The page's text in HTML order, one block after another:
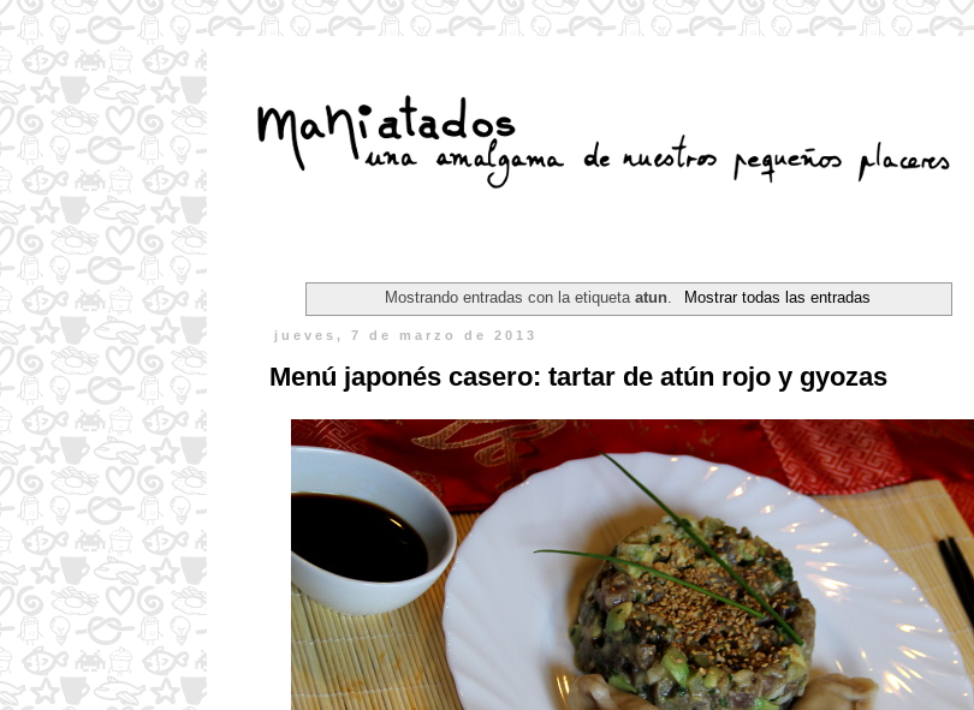
Mostrando entradas con la etiquetaatun Mostrar todas las entradas
jueves, 7 de marzo de 2013
Menú japonés casero: tartar de atún rojo y gyozas